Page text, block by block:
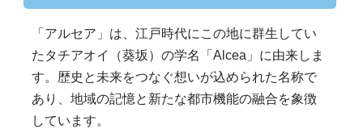
「アルセア」は、江戸時代にこの地に群生してい
たタチアオイ（葵坂）の学名「Alcea」に由来しま
す。歴史と未来をつなぐ想いが込められた名称で
あり、地域の記憶と新たな都市機能の融合を象徴
しています。